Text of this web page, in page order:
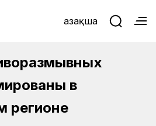
Қазақша
в
регионе